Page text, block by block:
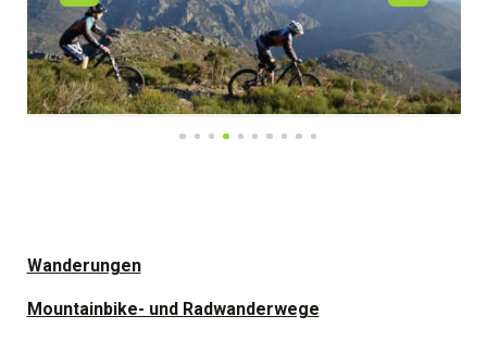
Wanderungen
Mountainbike- und Radwanderwege